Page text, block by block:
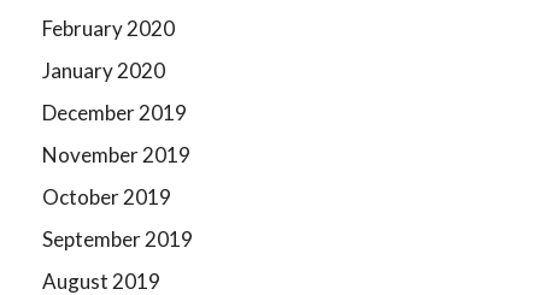
February 2020
January 2020
December 2019
November 2019
October 2019
September 2019
August 2019